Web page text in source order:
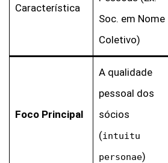
Característica
Soc. em Nome
Coletivo)
Foco Principal
A qualidade
pessoal dos
sócios
(intuitu
personae)